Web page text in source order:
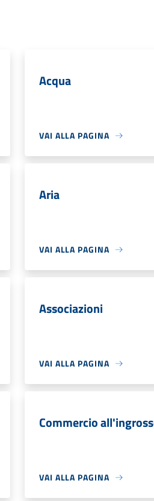
Acqua
VAI ALLA PAGINA
Aria
VAI ALLA PAGINA
Associazioni
VAI ALLA PAGINA
Commercio
VAI ALLA PAGINA